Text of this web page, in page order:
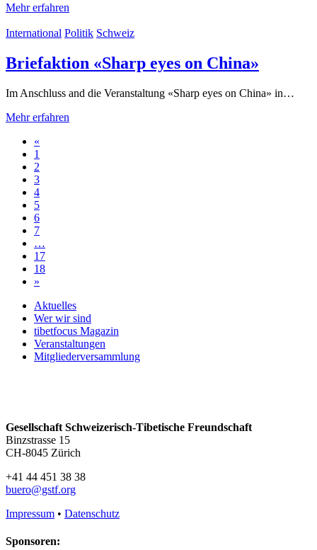
Mehr erfahren
International Politik Schweiz
Briefaktion «Sharp eyes on China»
Im Anschluss and die Veranstaltung «Sharp eyes on China» in…
Mehr erfahren
«
1
2
3
4
5
6
7
…
17
18
»
Aktuelles
Wer wir sind
tibetfocus Magazin
Veranstaltungen
Mitgliederversammlung
Gesellschaft Schweizerisch-Tibetische Freundschaft
Binzstrasse 15
CH-8045 Zürich
+41 44 451 38 38
buero@gstf.org
Impressum • Datenschutz
Sponsoren: